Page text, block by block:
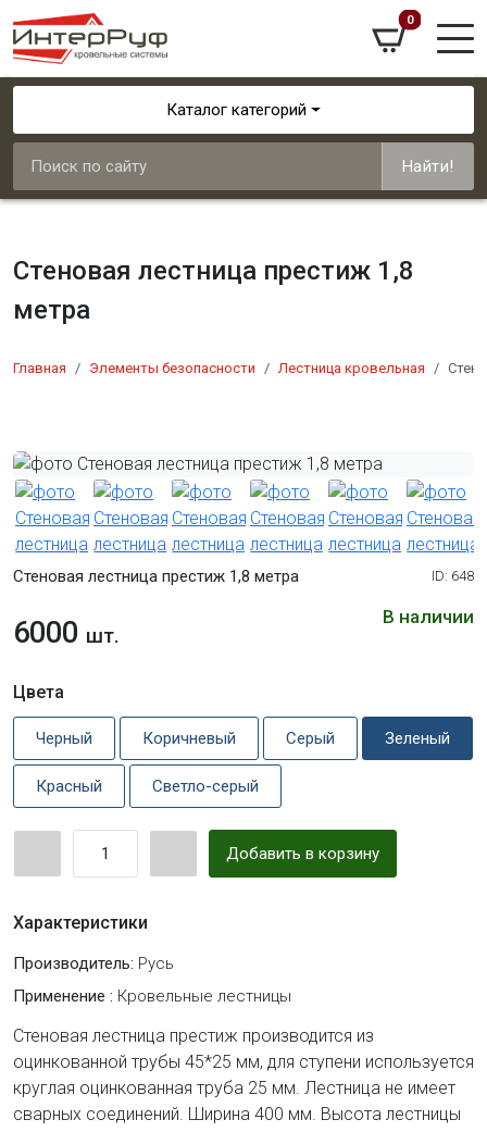
0
Каталог категорий
Найти!
Стеновая лестница престиж 1,8
метра
Главная Элементы безопасности Лестница кровельная
Стеновая лестница престиж 1,8 метра ID: 648
В наличии
6000 шт.
Цвета
Черный Коричневый Серый Зеленый
Красный Светло-серый
Добавить в корзину
Характеристики
Производитель: Русь
Применение : Кровельные лестницы
Стеновая лестница престиж производится из
оцинкованной трубы 45*25 мм, для ступени используется
круглая оцинкованная труба 25 мм. Лестница не имеет
сварных соединений. Ширина 400 мм. Высота лестницы